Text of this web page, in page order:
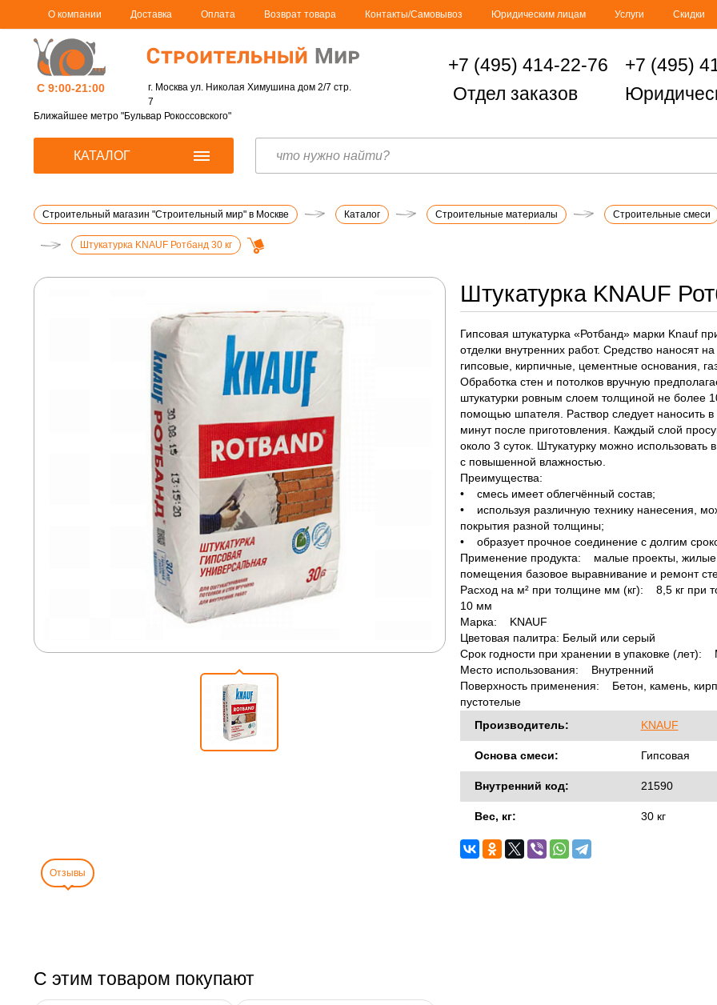
О компании Доставка Оплата Возврат товара Контакты/Самовывоз Юридическим лицам Услуги Скидки
С 9:00-21:00
г. Москва ул. Николая Химушина дом 2/7 стр.
7
Ближайшее метро "Бульвар Рокоссовского"
+7 (495) 414-22-76
Отдел заказов
+7 (495)
КАТАЛОГ
Строительный магазин "Строительный мир" в Москве Каталог Строительные материалы Строительные смеси
Штукатурка KNAUF Ротбанд 30 кг
Штукатурка KNAUF
Гипсовая штукатурка «Ротбанд» марки Knauf
отделки внутренних работ. Средство наносят
гипсовые, кирпичные, цементные основания,
Обработка стен и потолков вручную
штукатурки ровным слоем толщиной не более
помощью шпателя. Раствор следует наносить в
минут после приготовления. Каждый слой
около 3 суток. Штукатурку можно использовать
с повышенной влажностью.
Преимущества:
• смесь имеет облегчённый состав;
• используя различную технику нанесения,
покрытия разной толщины;
• образует прочное соединение с долгим
Применение продукта: малые проекты,
помещения базовое выравнивание и ремонт
Расход на м² при толщине мм (кг): 8,5 кг при
10 мм
Марка: KNAUF
Цветовая палитра: Белый или серый
Срок годности при хранении в упаковке (лет):
Место использования: Внутренний
Поверхность применения: Бетон, камень,
пустотелые
Производитель:
KNAUF
Основа смеси: Гипсовая
Внутренний код: 21590
Вес, кг: 30 кг
Отзывы
С этим товаром покупают